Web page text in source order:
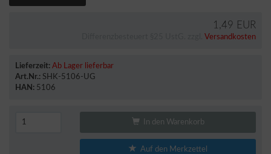
1,49 EUR
Versandkosten
Lieferzeit: Ab Lager lieferbar
Art.Nr.: SHK-5106-UG
HAN: 5106
In den Warenkorb
Auf den Merkzettel